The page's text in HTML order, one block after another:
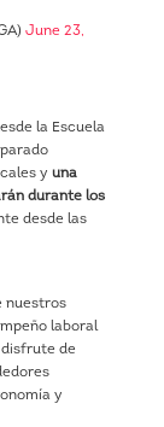
June 23,
la Escuela
y una
durante los
desde las
nuestros
laboral
de
y